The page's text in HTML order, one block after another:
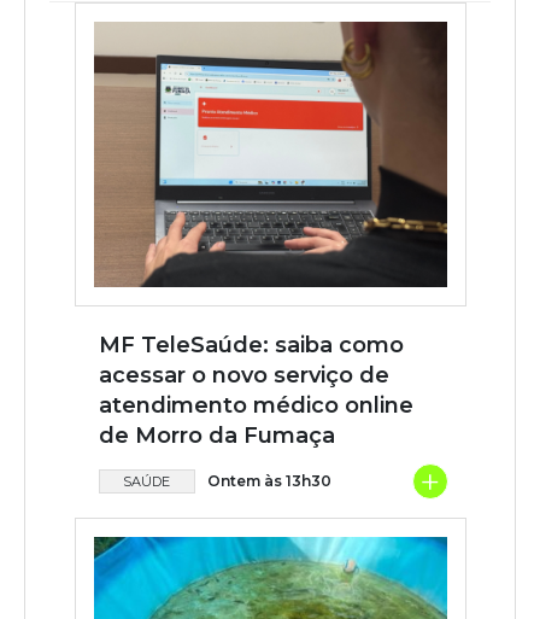
MF TeleSaúde: saiba como
acessar o novo serviço de
atendimento médico online
de Morro da Fumaça
SAÚDE Ontem às 13h30 +